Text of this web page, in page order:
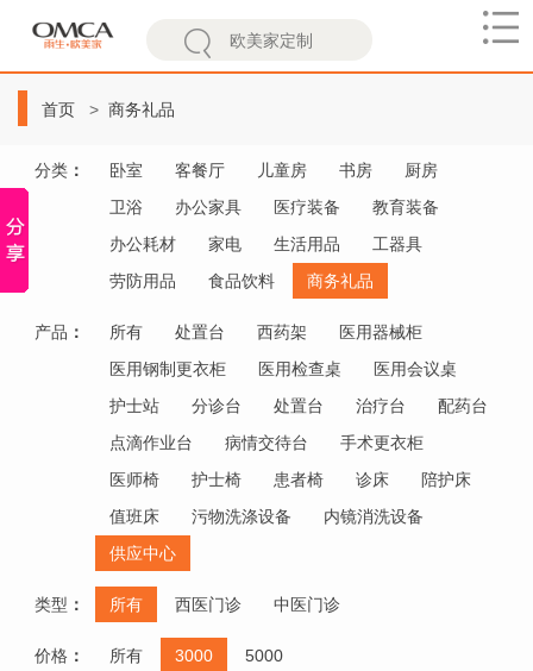
欧
首页 商务礼品
分类 ： 卧室 客餐厅 儿童房 书房
厨房
卫浴
办公家具 医疗装备
教育装备
办公耗材
家电 生活用品
工器具
劳防用品
食品饮料 商务礼品
产品 ： 所有 处置台 西药架
医用器械柜
医用钢制更衣柜
医用检查桌
医用会议桌
护士站
分诊台 处置台 治疗台
配药台
点滴作业台
病情交待台
手术更衣柜
医师椅
护士椅 患者椅 诊床
陪护床
值班床
污物洗涤设备
内镜消洗设备
供应中心
类型 ： 所有 西医门诊 中医门诊
价格 ： 所有 3000 5000